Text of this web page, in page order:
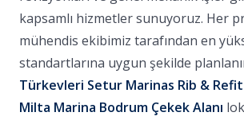
kapsamlı hizmetler sunuyoruz. Her
mühendis ekibimiz tarafından en
standartlarına uygun şekilde
Türkevleri Setur Marinas Rib &
Milta Marina Bodrum Çekek Alanı